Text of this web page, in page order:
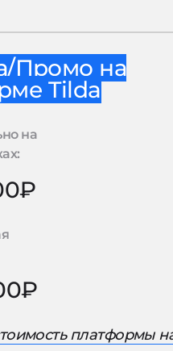
Промо на
Tilda
на
платформы